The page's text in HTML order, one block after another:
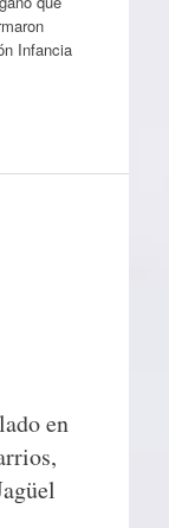
Infancia
en